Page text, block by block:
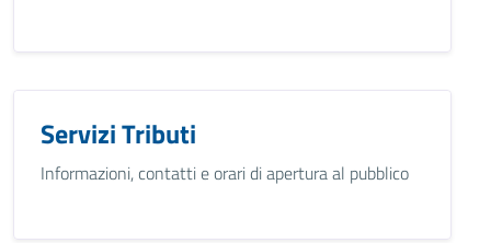
Servizi Tributi
Informazioni, contatti e orari di apertura al pubblico